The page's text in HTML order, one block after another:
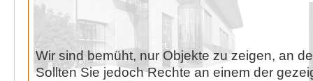
Wir sind bemüht, nur Objekte zu zeigen, an
Sollten Sie jedoch Rechte an einem der